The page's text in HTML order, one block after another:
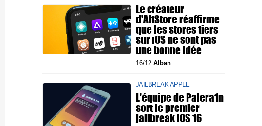
Le créateur
d'AltStore réaffirme
que les stores tiers
sur iOS ne sont pas
une bonne idée
16/12 Alban
JAILBREAK APPLE
L'équipe de Palera1n
sort le premier
jailbreak iOS 16